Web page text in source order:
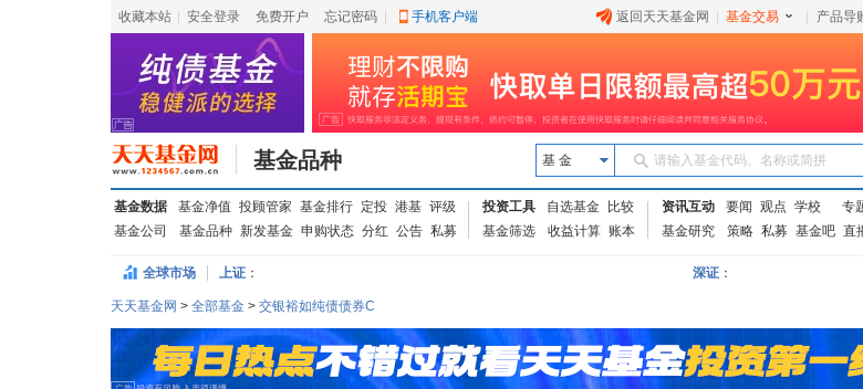
收藏本站 安全登录 免费开户 忘记密码 手机客户端 返回天天基金网 基金交易 产品导
基金品种 基 金 请输入基金代码、名称或简拼
基金数据 基金净值 投顾管家 基金排行 定投 港基 评级
基金公司
基金品种 新发基金 申购状态 分红 公告 私募
投资工具 自选基金
比较
基金筛选
收益计算 账本
资讯互动 要闻 观点 学校
专
基金研究
策略 私募 基金吧 直
全球市场 上证： 深证：
天天基金网 > 全部基金 > 交银裕如纯债债券C